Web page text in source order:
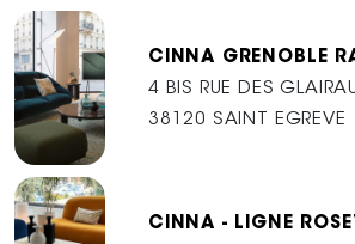
CINNA GRENOBLE
4 BIS RUE DES
38120 SAINT EGREVE
CINNA - LIGNE